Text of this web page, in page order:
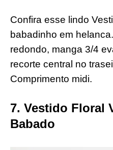
Confira esse lindo
babadinho em
redondo, manga 3/4
recorte central no
Comprimento midi.
7. Vestido Floral
Babado